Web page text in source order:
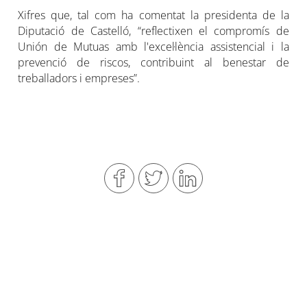
Xifres que, tal com ha comentat la presidenta de la
Diputació de Castelló, “reflectixen el compromís de
Unión de Mutuas amb l'excel·lència assistencial i la
prevenció de riscos, contribuint al benestar de
treballadors i empreses”.